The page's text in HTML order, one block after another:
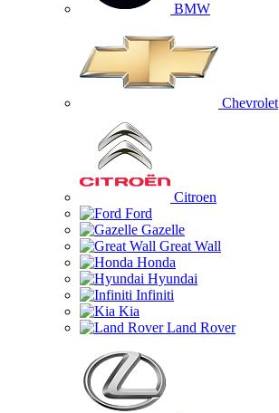
BMW
Chevrolet
Citroen
Ford
Gazelle
Great Wall
Honda
Hyundai
Infiniti
Kia
Land Rover